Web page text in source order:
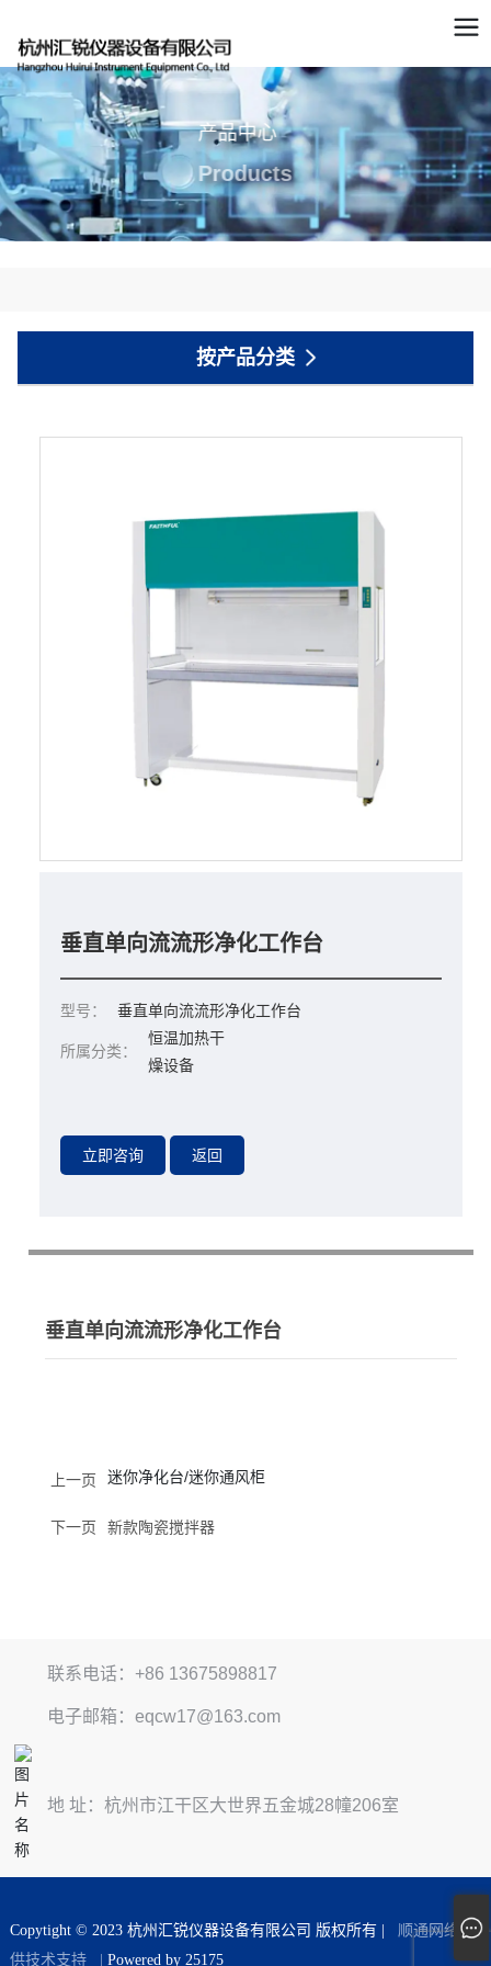
产品中心
Products
按产品分类
垂直单向流流形净化工作台
型号： 垂直单向流流形净化工作台
所属分类：
恒温加热干
燥设备
垂直单向流流形净化工作台
上一页 迷你净化台/迷你通风柜
下一页 新款陶瓷搅拌器
联系电话：+86 13675898817
电子邮箱：eqcw17@163.com
地 址：杭州市江干区大世界五金城28幢206室
Copytight © 2023 杭州汇锐仪器设备有限公司 版权所有 |
顺通网络提
供技术支持| Powered by 25175